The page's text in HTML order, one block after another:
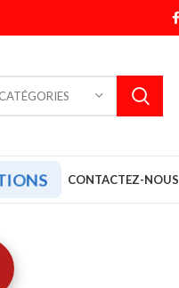
CONTACTEZ-NOUS